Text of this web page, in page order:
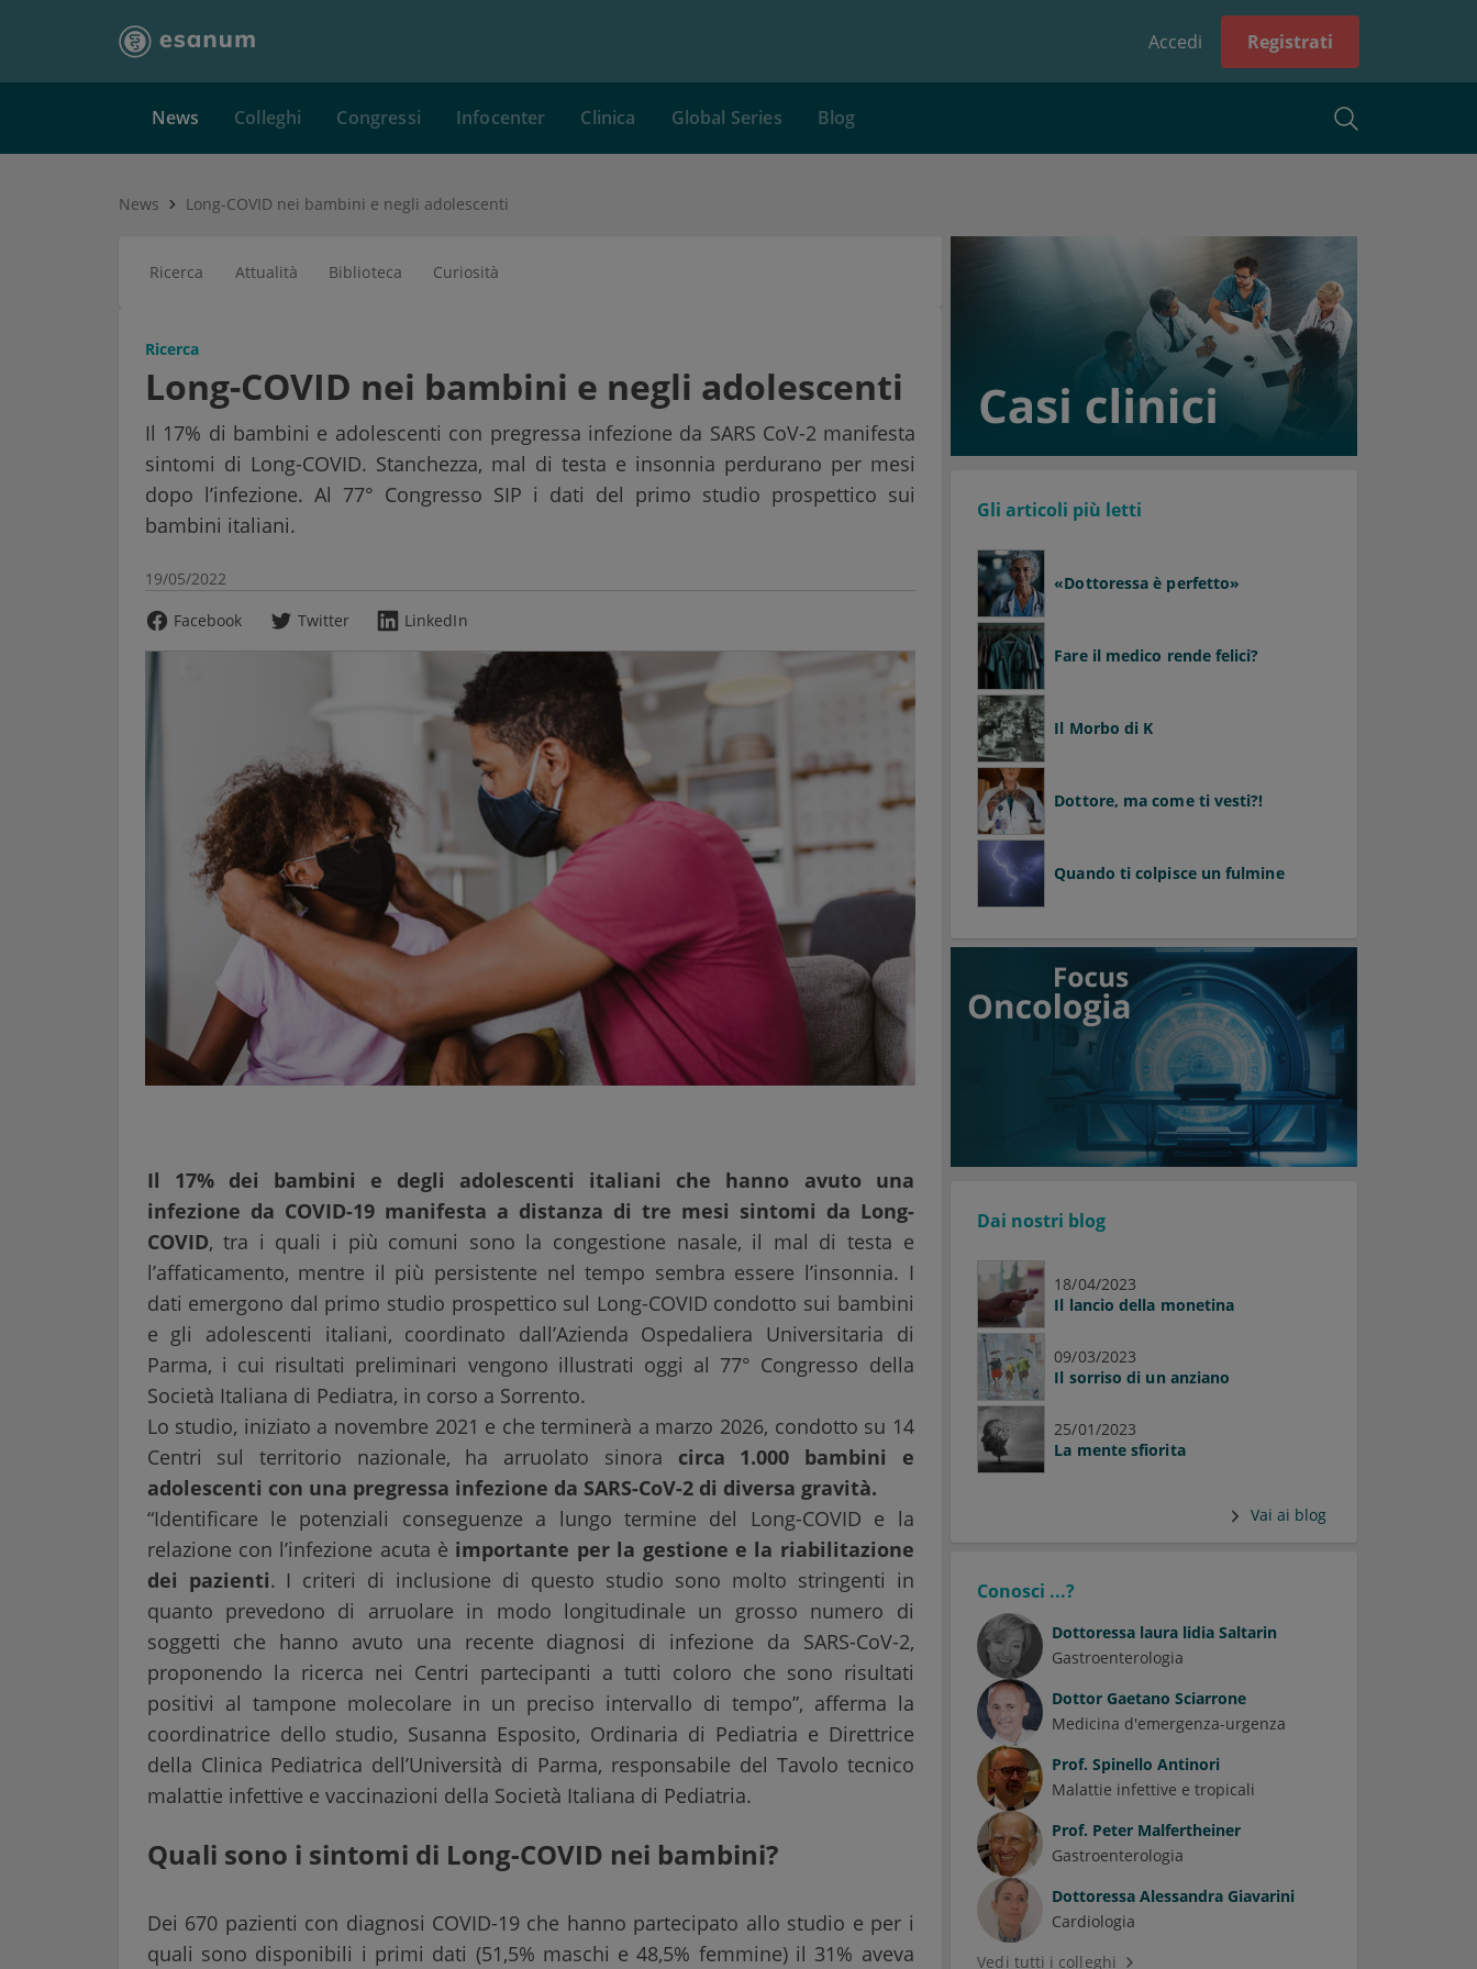
Accedi Registrati
News Colleghi Congressi Infocenter Clinica Global Series Blog
News Long-COVID nei bambini e negli adolescenti
Ricerca Attualità Biblioteca Curiosità
Ricerca
Long-COVID nei bambini e negli adolescenti
Il 17% di bambini e adolescenti con pregressa infezione da SARS CoV-2 manifesta
sintomi di Long-COVID. Stanchezza, mal di testa e insonnia perdurano per mesi
dopo l’infezione. Al 77° Congresso SIP i dati del primo studio prospettico sui
bambini italiani.
19/05/2022
Facebook
Twitter LinkedIn
Il 17% dei bambini e degli adolescenti italiani che hanno avuto una
infezione da COVID-19 manifesta a distanza di tre mesi sintomi da Long-
COVID, tra i quali i più comuni sono la congestione nasale, il mal di testa e
l’affaticamento, mentre il più persistente nel tempo sembra essere l’insonnia. I
dati emergono dal primo studio prospettico sul Long-COVID condotto sui bambini
e gli adolescenti italiani, coordinato dall’Azienda Ospedaliera Universitaria di
Parma, i cui risultati preliminari vengono illustrati oggi al 77° Congresso della
Società Italiana di Pediatra, in corso a Sorrento.
Lo studio, iniziato a novembre 2021 e che terminerà a marzo 2026, condotto su 14
Centri sul territorio nazionale, ha arruolato sinora circa 1.000 bambini e
adolescenti con una pregressa infezione da SARS-CoV-2 di diversa gravità.
“Identificare le potenziali conseguenze a lungo termine del Long-COVID e la
relazione con l’infezione acuta è importante per la gestione e la riabilitazione
dei pazienti. I criteri di inclusione di questo studio sono molto stringenti in
quanto prevedono di arruolare in modo longitudinale un grosso numero di
soggetti che hanno avuto una recente diagnosi di infezione da SARS-CoV-2,
proponendo la ricerca nei Centri partecipanti a tutti coloro che sono risultati
positivi al tampone molecolare in un preciso intervallo di tempo”, afferma la
coordinatrice dello studio, Susanna Esposito, Ordinaria di Pediatria e Direttrice
della Clinica Pediatrica dell’Università di Parma, responsabile del Tavolo tecnico
malattie infettive e vaccinazioni della Società Italiana di Pediatria.
Quali sono i sintomi di Long-COVID nei bambini?
Dei 670 pazienti con diagnosi COVID-19 che hanno partecipato allo studio e per i
quali sono disponibili i primi dati (51,5% maschi e 48,5% femmine) il 31% aveva
Gli articoli più letti
«Dottoressa è perfetto»
Fare il medico rende felici?
Il Morbo di K
Dottore, ma come ti vesti?!
Quando ti colpisce un fulmine
Dai nostri blog
18/04/2023
Il lancio della monetina
09/03/2023
Il sorriso di un anziano
25/01/2023
La mente sfiorita
Vai ai blog
Conosci ...?
Dottoressa laura lidia Saltarin
Gastroenterologia
Dottor Gaetano Sciarrone
Medicina d'emergenza-urgenza
Prof. Spinello Antinori
Malattie infettive e tropicali
Prof. Peter Malfertheiner
Gastroenterologia
Dottoressa Alessandra Giavarini
Cardiologia
Vedi tutti i colleghi